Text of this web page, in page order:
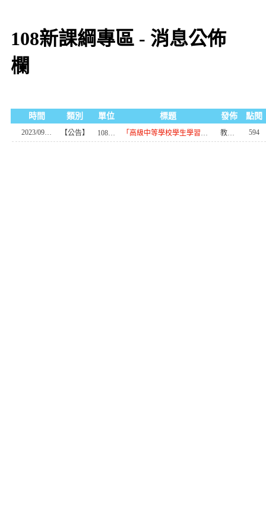
108新課綱專區 - 消息公佈
欄
時間 類別 單位 標題 發佈 點閱
2023/09/21 【公告】 108新課綱專區 「高級中等學校學生學習歷程檔案數位學習課程」簡報及影片案 教學組幹事 594